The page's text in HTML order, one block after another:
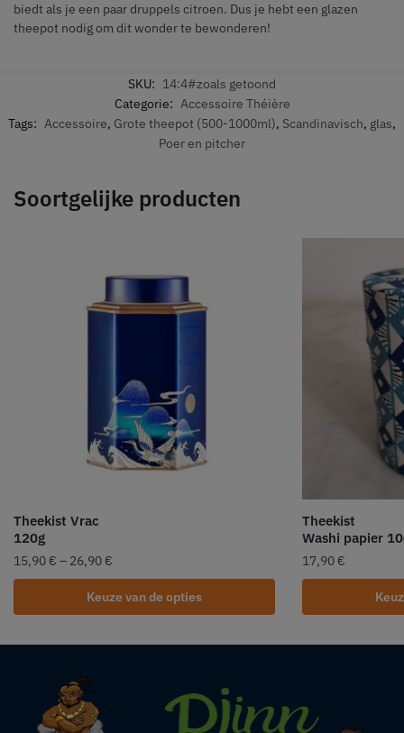
biedt als je een paar druppels citroen. Dus je hebt een glazen
theepot nodig om dit wonder te bewonderen!
SKU: 14:4#zoals getoond
Categorie: Accessoire Théière
Tags: Accessoire, Grote theepot (500-1000ml), Scandinavisch, glas,
Poer en pitcher
Soortgelijke producten
Theekist Vrac
120g
15,90 € – 26,90 €
Keuze van de opties
Theekist
Washi papier
17,90 €